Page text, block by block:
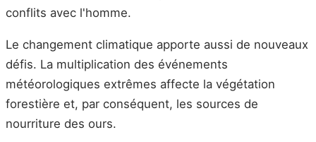
conflits avec l'homme.
Le changement climatique apporte aussi de nouveaux
défis. La multiplication des événements
météorologiques extrêmes affecte la végétation
forestière et, par conséquent, les sources de
nourriture des ours.